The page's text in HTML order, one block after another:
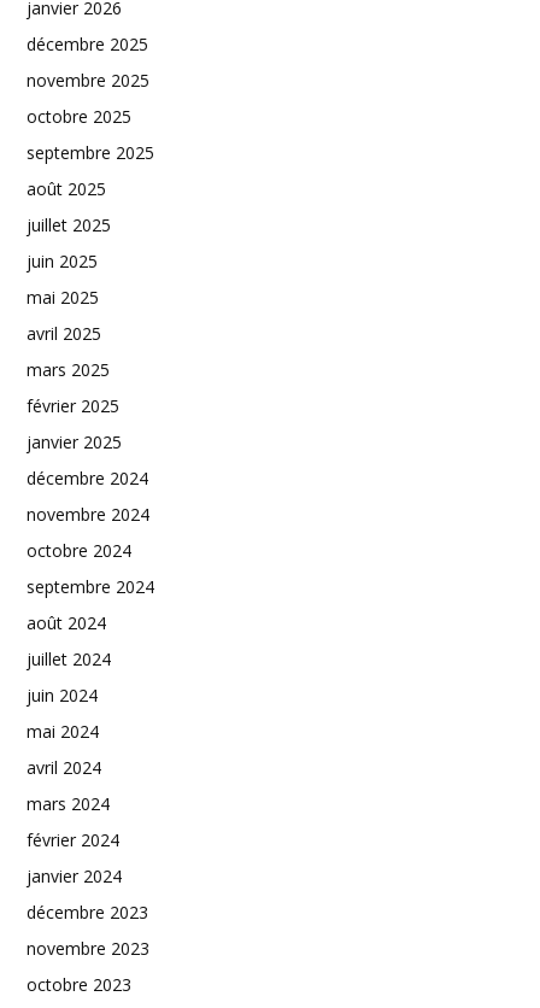
janvier 2026
décembre 2025
novembre 2025
octobre 2025
septembre 2025
août 2025
juillet 2025
juin 2025
mai 2025
avril 2025
mars 2025
février 2025
janvier 2025
décembre 2024
novembre 2024
octobre 2024
septembre 2024
août 2024
juillet 2024
juin 2024
mai 2024
avril 2024
mars 2024
février 2024
janvier 2024
décembre 2023
novembre 2023
octobre 2023